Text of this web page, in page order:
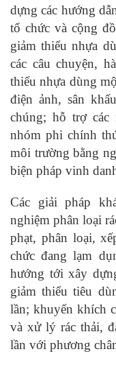
dựng các hướng
tổ chức và cộng
giảm thiểu nhựa
các câu chuyện,
thiểu nhựa dùng
điện ảnh, sân
chúng; hỗ trợ các
nhóm phi chính
môi trường bằng
biện pháp vinh
Các giải pháp
nghiệm phân loại
phạt, phân loại,
chức đang lạm
hướng tới xây
giảm thiểu tiêu
lần; khuyến khích
và xử lý rác thải,
lần với phương